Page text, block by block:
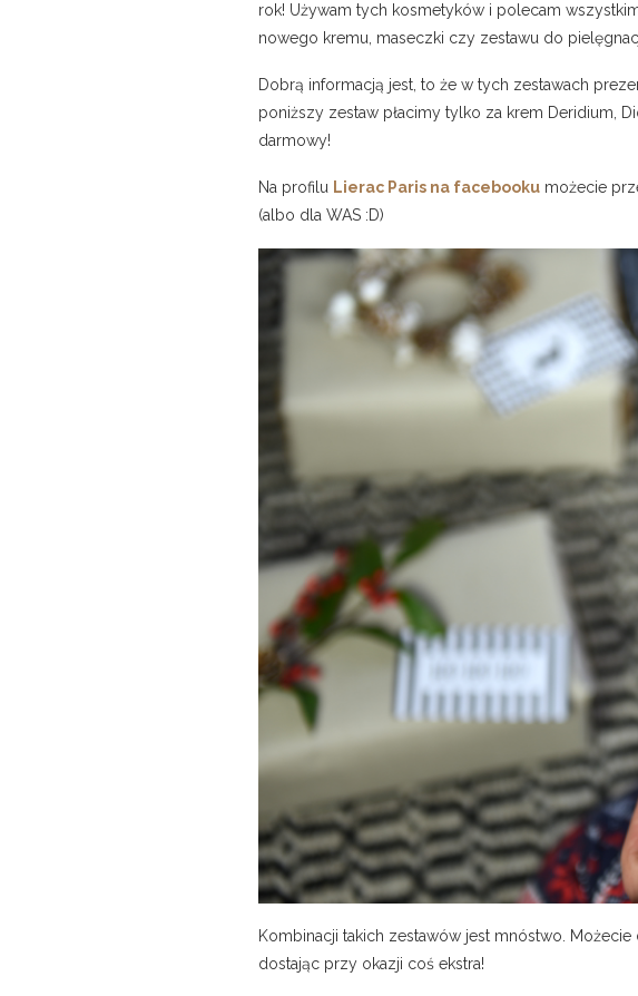
rok! Używam tych kosmetyków i polecam
nowego kremu, maseczki czy zestawu do
Dobrą informacją jest, to że w tych zestawach
poniższy zestaw płacimy tylko za krem Deridium,
darmowy!
Na profilu Lierac Paris na facebooku możecie
(albo dla WAS :D)
Kombinacji takich zestawów jest mnóstwo.
dostając przy okazji coś ekstra!